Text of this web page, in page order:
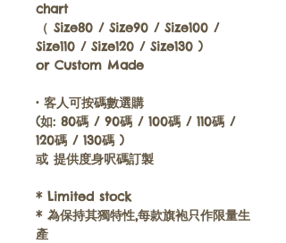
chart
（ Size80 / Size90 / Size100 /
Size110 / Size120 / Size130 )
or Custom Made
• 客人可按碼數選購
(如: 80碼 / 90碼 / 100碼 / 110碼 /
120碼 / 130碼 )
或 提供度身呎碼訂製
* Limited stock
* 為保持其獨特性,每款旗袍只作限量生
產